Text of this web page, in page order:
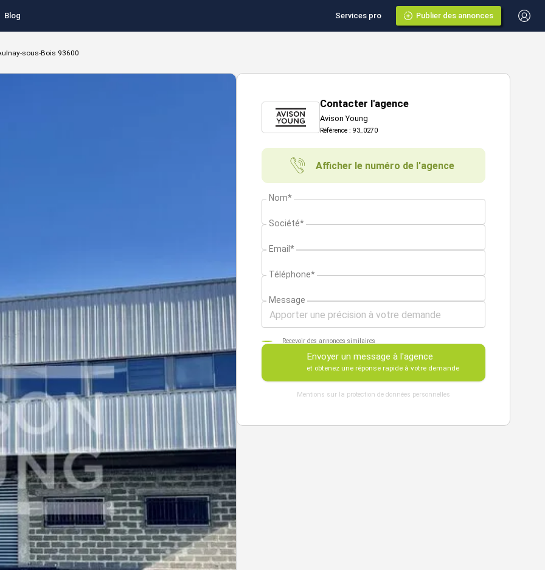
Blog Services pro Publier des annonces
sous-Bois 93600
Contacter l'agence
Avison Young
Référence : 93_0270
Afficher le numéro de l'agence
Nom*
Société*
Email*
Téléphone*
Message
Recevoir des annonces similaires
Envoyer un message à l'agence
et obtenez une réponse rapide à votre demande
Mentions sur la protection de données personnelles